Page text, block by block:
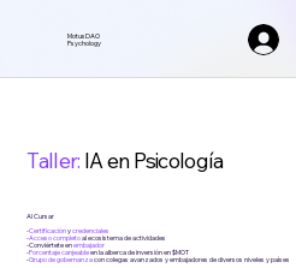
MotusDAO
Psychology
Taller: IA en Psicología
Al Cursar
-Certificaciónycredenciales
-Acceso completoal ecosistema de actividades
-Conviértete enembajador
-Porcentaje canjeableen la alberca de inversión en $MOT
-Grupo de gobernanzacon colegas avanzados y embajadores de diversos niveles y países